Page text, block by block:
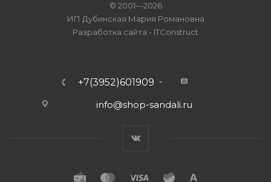
© 2001—2026
ИП Дубинская Мария Романовна
Разработка сайта - ITConstruct
+7(3952)601909
info@shop-sandali.ru